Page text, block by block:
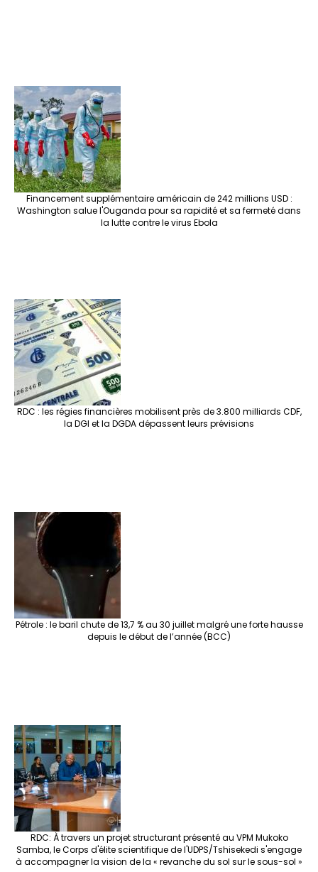
Financement supplémentaire américain de 242 millions USD :
Washington salue l'Ouganda pour sa rapidité et sa fermeté dans
la lutte contre le virus Ebola
RDC : les régies financières mobilisent près de 3.800 milliards CDF,
la DGI et la DGDA dépassent leurs prévisions
Pétrole : le baril chute de 13,7 % au 30 juillet malgré une forte hausse
depuis le début de l’année (BCC)
RDC: À travers un projet structurant présenté au VPM Mukoko
Samba, le Corps d'élite scientifique de l'UDPS/Tshisekedi s'engage
à accompagner la vision de la « revanche du sol sur le sous-sol »